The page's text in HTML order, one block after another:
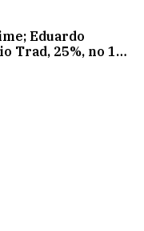
Eduardo
Trad, 25%, no 1º
MS